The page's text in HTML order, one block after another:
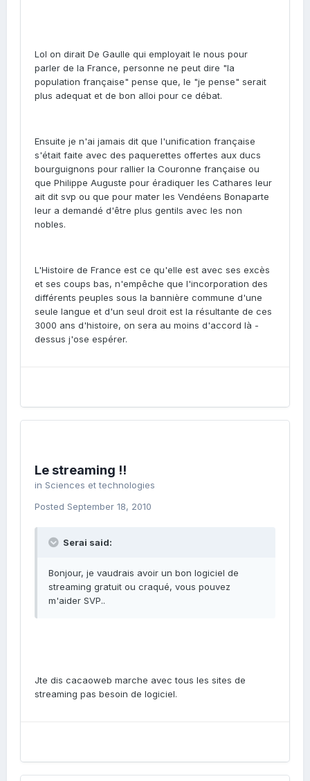
Lol on dirait De Gaulle qui employait le nous pour
parler de la France, personne ne peut dire "la
population française" pense que, le "je pense" serait
plus adequat et de bon alloi pour ce débat.
Ensuite je n'ai jamais dit que l'unification française
s'était faite avec des paquerettes offertes aux ducs
bourguignons pour rallier la Couronne française ou
que Philippe Auguste pour éradiquer les Cathares leur
ait dit svp ou que pour mater les Vendéens Bonaparte
leur a demandé d'être plus gentils avec les non
nobles.
L'Histoire de France est ce qu'elle est avec ses excès
et ses coups bas, n'empêche que l'incorporation des
différents peuples sous la bannière commune d'une
seule langue et d'un seul droit est la résultante de ces
3000 ans d'histoire, on sera au moins d'accord là -
dessus j'ose espérer.
Le streaming !!
in Sciences et technologies
Posted September 18, 2010
Serai said:
Bonjour, je vaudrais avoir un bon logiciel de
streaming gratuit ou craqué, vous pouvez
m'aider SVP..
Jte dis cacaoweb marche avec tous les sites de
streaming pas besoin de logiciel.